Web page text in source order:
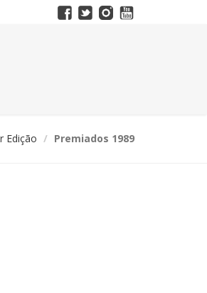
Edição Premiados 1989